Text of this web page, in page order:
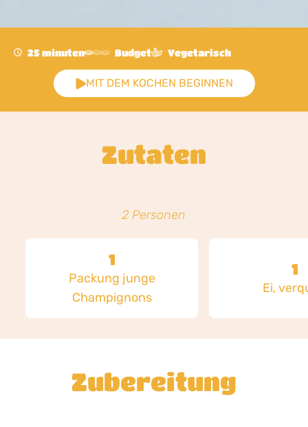
25 minuten Budget Vegetarisch
MIT DEM KOCHEN BEGINNEN
Zutaten
2 Personen
1
Packung junge
Champignons
1
Ei,
Zubereitung